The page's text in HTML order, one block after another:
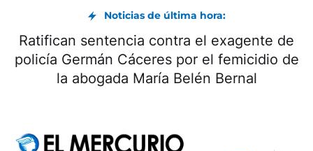
Noticias de última hora:
Ratifican sentencia contra el exagente de
policía Germán Cáceres por el femicidio de
la abogada María Belén Bernal